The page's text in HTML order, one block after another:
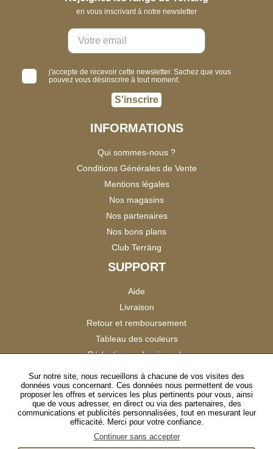
en vous inscrivant à notre newsletter
j'accepte de recevoir cette newsletter. Sachez que vous
pouvez vous désinscrire à tout moment.
S'inscrire
INFORMATIONS
Qui sommes-nous ?
Conditions Générales de Vente
Mentions légales
Nos magasins
Nos partenaires
Nos bons plans
Club Terräng
SUPPORT
Aide
Livraison
Retour et remboursement
Tableau des couleurs
Réduction professionnels
Catalogues
Satisfaction Clients
SUIVEZ-NOUS
Sur notre site, nous recueillons à chacune de vos visites des
données vous concernant. Ces données nous permettent de vous
proposer les offres et services les plus pertinents pour vous, ainsi
que de vous adresser, en direct ou via des partenaires, des
communications et publicités personnalisées, tout en mesurant leur
efficacité. Merci pour votre confiance.
Continuer sans accepter